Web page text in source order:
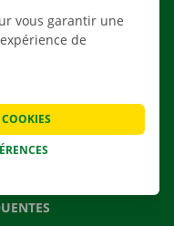
vous garantir une
de